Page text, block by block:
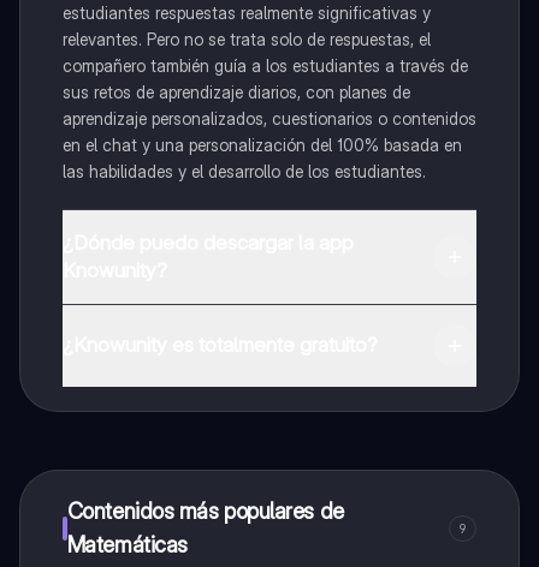
estudiantes respuestas realmente significativas y
relevantes. Pero no se trata solo de respuestas, el
compañero también guía a los estudiantes a través de
sus retos de aprendizaje diarios, con planes de
aprendizaje personalizados, cuestionarios o contenidos
en el chat y una personalización del 100% basada en
las habilidades y el desarrollo de los estudiantes.
a determinadas funciones.
Contenidos más populares de
Matemáticas
9